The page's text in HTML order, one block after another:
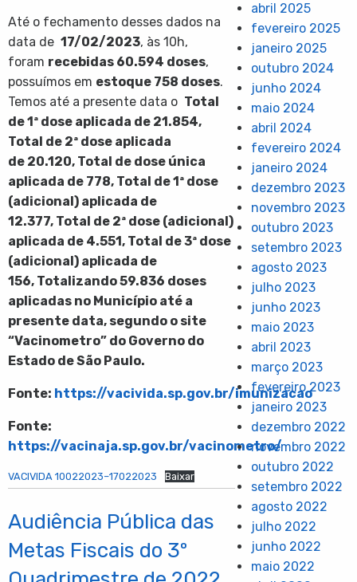
Até o fechamento desses dados na
data de 17/02/2023, às 10h,
foram recebidas 60.594 doses,
possuímos em estoque 758 doses.
Temos até a presente data o Total
de 1ª dose aplicada de 21.854,
Total de 2ª dose aplicada
de 20.120, Total de dose única
aplicada de 778, Total de 1ª dose
(adicional) aplicada de
12.377, Total de 2ª dose (adicional)
aplicada de 4.551, Total de 3ª dose
(adicional) aplicada de
156, Totalizando 59.836 doses
aplicadas no Município até a
presente data, segundo o site
“Vacinometro” do Governo do
Estado de São Paulo.
Fonte: https://vacivida.sp.gov.br/imunizacao
Fonte:
https://vacinaja.sp.gov.br/vacinometro/
VACIVIDA 10022023–17022023 Baixar
Audiência Pública das
Metas Fiscais do 3º
abril 2025
fevereiro 2025
janeiro 2025
outubro 2024
junho 2024
maio 2024
abril 2024
fevereiro 2024
janeiro 2024
dezembro 2023
novembro 2023
outubro 2023
setembro 2023
agosto 2023
julho 2023
junho 2023
maio 2023
abril 2023
março 2023
fevereiro 2023
janeiro 2023
dezembro 2022
novembro 2022
outubro 2022
setembro 2022
agosto 2022
julho 2022
junho 2022
maio 2022